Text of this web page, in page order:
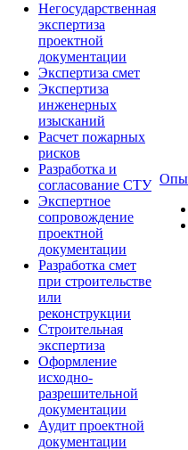
Негосударственная
экспертиза
проектной
документации
Экспертиза смет
Экспертиза
инженерных
изысканий
Расчет пожарных
рисков
Разработка и
согласование СТУ
Экспертное
сопровождение
проектной
документации
Разработка смет
при строительстве
или
реконструкции
Строительная
экспертиза
Оформление
исходно-
разрешительной
документации
Аудит проектной
документации